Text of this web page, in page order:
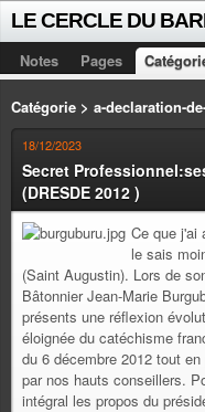
LE CERCLE DU
Notes Pages
Catégorie > a-declaration-
18/12/2023
Secret
(DRESDE 2012 )
Ce que j'ai
le sais
(Saint Augustin). Lors de
Bâtonnier Jean-Marie
présents une réflexion
éloignée du catéchisme
du 6 décembre 2012 tout
par nos hauts conseillers.
intégral les propos du